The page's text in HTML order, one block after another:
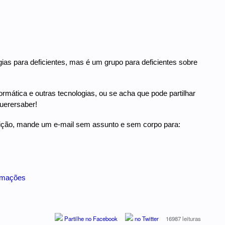
para deficientes, mas é um grupo para deficientes sobre
e outras tecnologias, ou se acha que pode partilhar
mande um e-mail sem assunto e sem corpo para:
Partilhe no Facebook no Twitter 16987 leituras